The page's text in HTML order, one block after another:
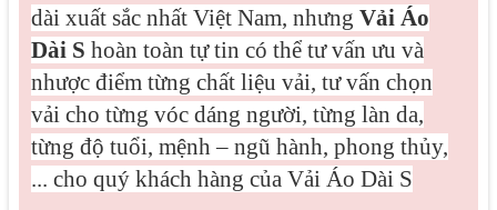
dài xuất sắc nhất Việt Nam, nhưng Vải Áo
Dài S hoàn toàn tự tin có thể tư vấn ưu và
nhược điểm từng chất liệu vải, tư vấn chọn
vải cho từng vóc dáng người, từng làn da,
từng độ tuổi, mệnh – ngũ hành, phong thủy,
... cho quý khách hàng của Vải Áo Dài S